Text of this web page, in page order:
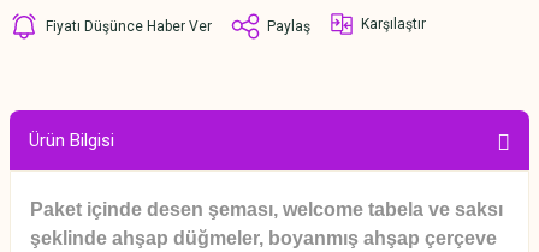
Fiyatı Düşünce Haber Ver Paylaş Karşılaştır
Ürün Bilgisi
Paket içinde desen şeması, welcome tabela ve saksı
şeklinde ahşap düğmeler, boyanmış ahşap çerçeve